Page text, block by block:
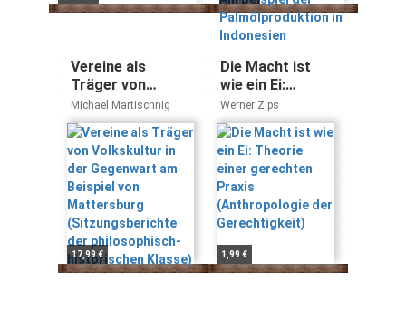
Vereine als
Träger von
Volkskultur in der
Gegenwart am
Beispiel von
Mattersburg
(Sitzungsberichte
der
philosophisch-
historischen
Klasse)
Michael Martischnig
17,99 €
Die Macht ist
wie ein Ei:
Theorie einer
gerechten
Praxis
(Anthropologie
der
Gerechtigkeit)
Werner Zips
1,99 €